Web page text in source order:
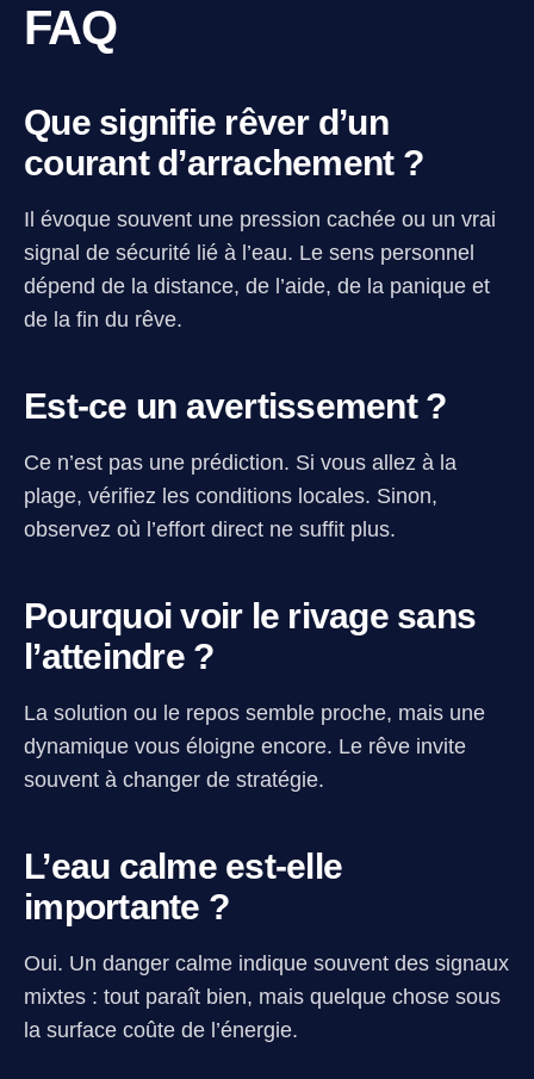
FAQ
Que signifie rêver d’un
courant d’arrachement ?
Il évoque souvent une pression cachée ou un vrai
signal de sécurité lié à l’eau. Le sens personnel
dépend de la distance, de l’aide, de la panique et
de la fin du rêve.
Est-ce un avertissement ?
Ce n’est pas une prédiction. Si vous allez à la
plage, vérifiez les conditions locales. Sinon,
observez où l’effort direct ne suffit plus.
Pourquoi voir le rivage sans
l’atteindre ?
La solution ou le repos semble proche, mais une
dynamique vous éloigne encore. Le rêve invite
souvent à changer de stratégie.
L’eau calme est-elle
importante ?
Oui. Un danger calme indique souvent des signaux
mixtes : tout paraît bien, mais quelque chose sous
la surface coûte de l’énergie.